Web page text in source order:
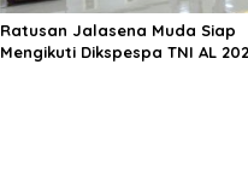
Ratusan Jalasena Muda Siap
Mengikuti Dikspespa TNI AL